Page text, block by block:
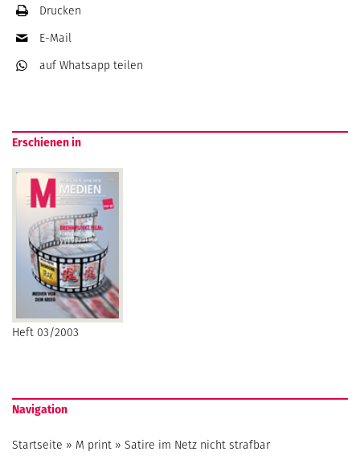
Drucken
E-Mail
auf Whatsapp teilen
Erschienen in
Heft 03/2003
Navigation
Startseite » M print » Satire im Netz nicht strafbar